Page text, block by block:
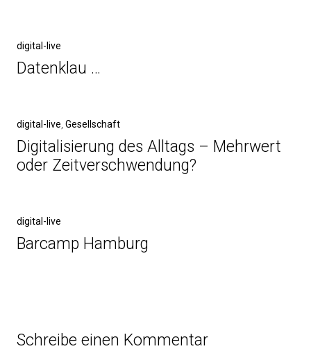
digital-live
Datenklau …
digital-live Gesellschaft
Digitalisierung des Alltags – Mehrwert
oder Zeitverschwendung?
digital-live
Barcamp Hamburg
Schreibe einen Kommentar